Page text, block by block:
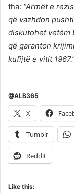
tha: “Armët e
që vazhdon
diskutohet vetëm
që garanton
kufijtë e vitit
@ALB365
X
Tumblr
Reddit
Like this: